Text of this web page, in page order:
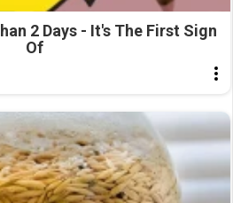
2 Days - It's The First Sign
Of